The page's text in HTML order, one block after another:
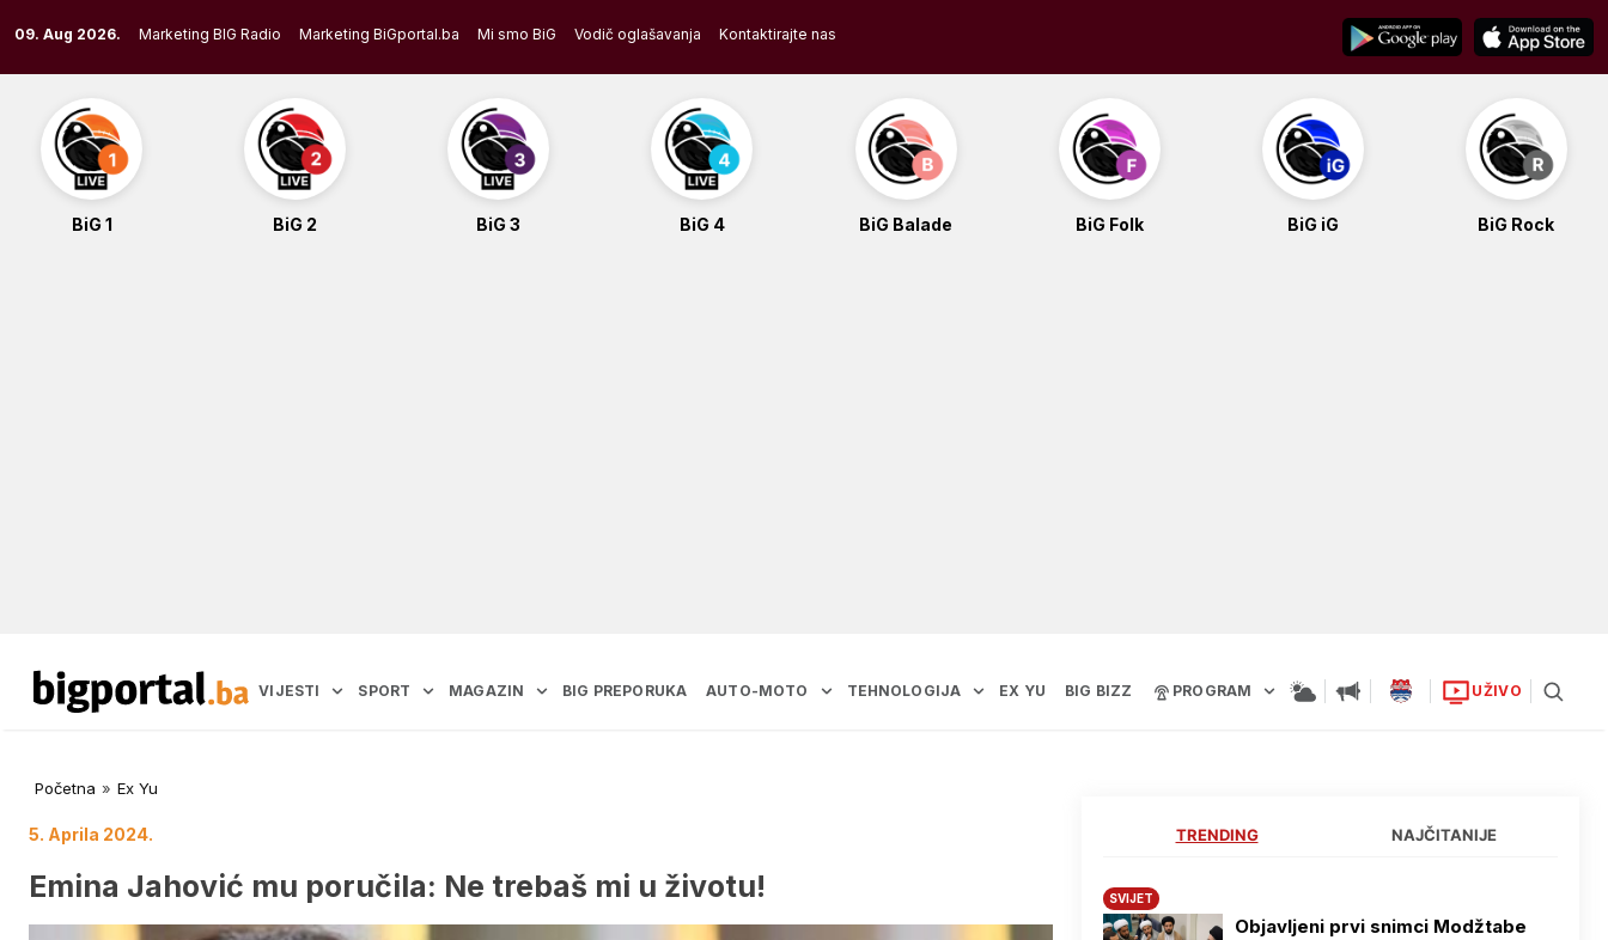
to
content
09. Aug 2026. Marketing BIG Radio Marketing BiGportal.ba Mi smo BiG Vodič oglašavanja Kontaktirajte nas
BiG 1 BiG 2 BiG 3 BiG 4 BiG Balade BiG Folk BiG iG BiG Rock
VIJESTI SPORT MAGAZIN BIG PREPORUKA AUTO-MOTO TEHNOLOGIJA EX YU BIG BIZZ PROGRAM UŽIVO
Početna » Ex Yu
5. Aprila 2024.
Emina Jahović mu poručila: Ne trebaš mi u životu!
TRENDING NAJČITANIJE
SVIJET
Objavljeni prvi snimci Modžtabe